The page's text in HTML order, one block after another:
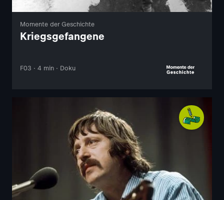
Momente der Geschichte
Kriegsgefangene
F03 · 4 min · Doku